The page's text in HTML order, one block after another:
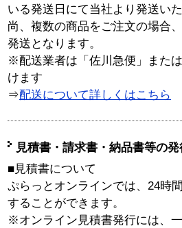
いる発送日にて当社より発送い
尚、複数の商品をご注文の場合
発送となります。
※配送業者は「佐川急便」また
けます
⇒配送について詳しくはこちら
見積書・請求書・納品書等の
■見積書について
ぷらっとオンラインでは、24時
することができます。
※オンライン見積書発行には、